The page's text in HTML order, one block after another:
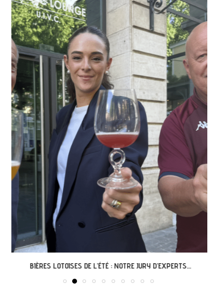
BIÈRES LOTOISES DE L’ÉTÉ : NOTRE JURY D’EXPERTS...